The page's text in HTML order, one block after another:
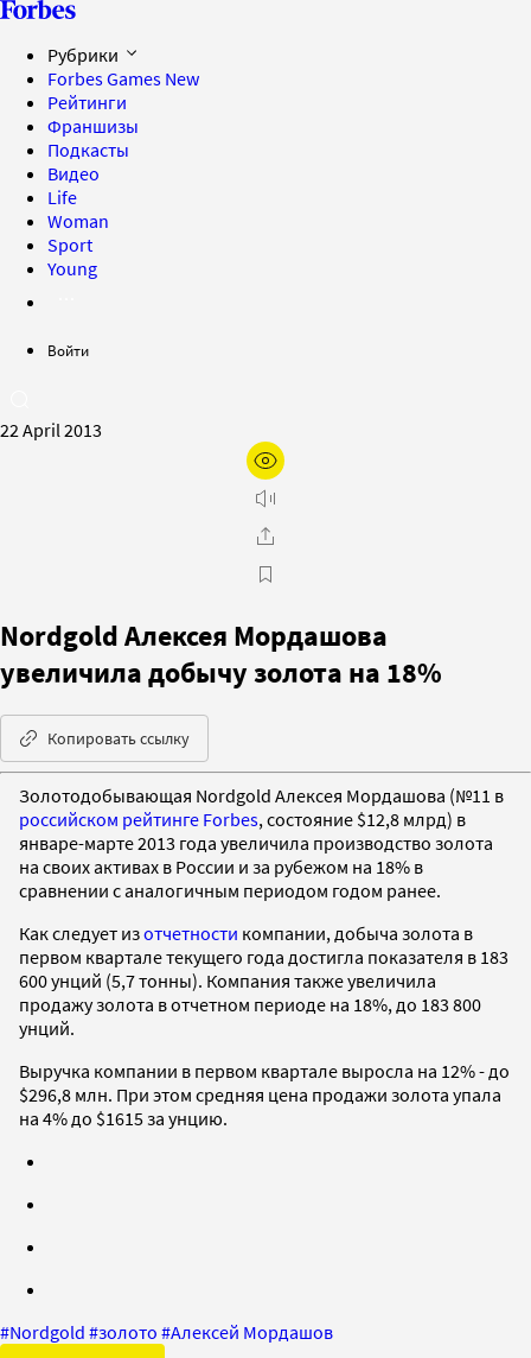
Рубрики
Forbes Games New
Рейтинги
Франшизы
Подкасты
Видео
Life
Woman
Sport
Young
Войти
22 April 2013
Nordgold Алексея Мордашова
увеличила добычу золота на 18%
Копировать ссылку
Золотодобывающая Nordgold Алексея Мордашова (№11 в
российском рейтинге Forbes, состояние $12,8 млрд) в
январе-марте 2013 года увеличила производство золота
на своих активах в России и за рубежом на 18% в
сравнении с аналогичным периодом годом ранее.
Как следует изотчетности компании, добыча золота в
первом квартале текущего года достигла показателя в 183
600 унций (5,7 тонны). Компания также увеличила
продажу золота в отчетном периоде на 18%, до 183 800
унций.
Выручка компании в первом квартале выросла на 12% - до
$296,8 млн. При этом средняя цена продажи золота упала
на 4% до $1615 за унцию.
#Nordgold #золото #Алексей Мордашов